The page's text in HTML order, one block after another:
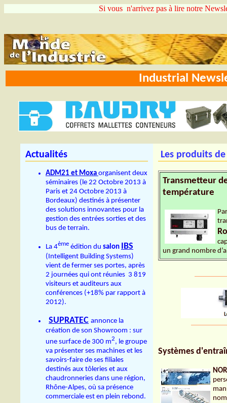
Si vous n'arrivez pas à lire notre
Industrial
Actualités
ADM21 et Moxa organisent deux
séminaires (le 22 Octobre 2013 à
Paris et 24 Octobre 2013 à
Bordeaux) destinés à présenter
des solutions innovantes pour la
gestion des entrées sorties et des
bus de terrain.
La 4ème édition du salon IBS
(Intelligent Building Systems)
vient de fermer ses portes, après
2 journées qui ont réunies 3 819
visiteurs et auditeurs aux
conférences (+18% par rapport à
2012).
SUPRATEC annonce la
création de son Showroom : sur
une surface de 300 m2, le groupe
va présenter ses machines et les
savoirs-faire de ses filiales
destinés aux tôleries et aux
chaudronneries dans une région,
Rhône-Alpes, où sa présence
commerciale est en plein rebond.
Les produits
Transmetteur
température
un grand nombre
Systèmes